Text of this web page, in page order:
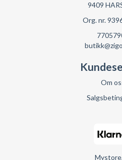
9409
Org. nr.
Om